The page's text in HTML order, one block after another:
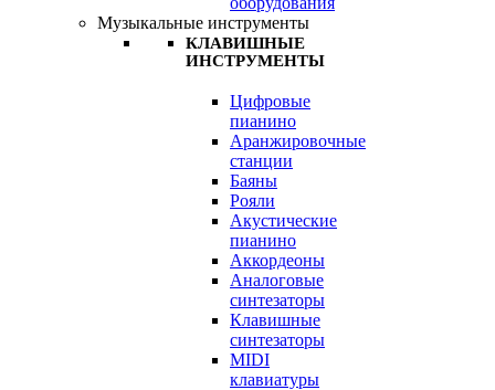
Музыкальные инструменты
КЛАВИШНЫЕ
ИНСТРУМЕНТЫ
Цифровые
пианино
Аранжировочные
станции
Баяны
Рояли
Акустические
пианино
Аккордеоны
Аналоговые
синтезаторы
Клавишные
синтезаторы
MIDI
клавиатуры